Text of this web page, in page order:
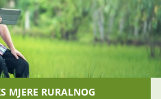
MJERE RURALNOG